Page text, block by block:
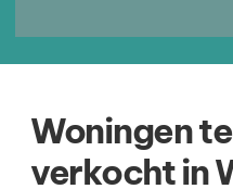
Woningen
verkocht in